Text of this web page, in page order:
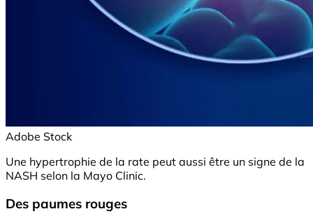
Adobe Stock
Une hypertrophie de la rate peut aussi être un signe de la
NASH selon la Mayo Clinic.
Des paumes rouges